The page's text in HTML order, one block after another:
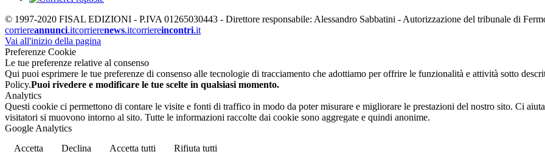
© 1997-2020 FISAL EDIZIONI - P.IVA 01265030443 - Direttore responsabile: Alessandro Sabbatini - Autorizzazione del tribunale di
corriereannunci.itcorrierenews.itcorriereincontri.it
Vai all'inizio della pagina
Preferenze Cookie
Le tue preferenze relative al consenso
Qui puoi esprimere le tue preferenze di consenso alle tecnologie di tracciamento che adottiamo per offrire le funzionalità e attività sotto
Policy.Puoi rivedere e modificare le tue scelte in qualsiasi momento.
Analytics
Questi cookie ci permettono di contare le visite e fonti di traffico in modo da poter misurare e migliorare le prestazioni del nostro sito. Ci
visitatori si muovono intorno al sito. Tutte le informazioni raccolte dai cookie sono aggregate e quindi anonime.
Google Analytics
Accetta
Declina Accetta tutti Rifiuta tutti